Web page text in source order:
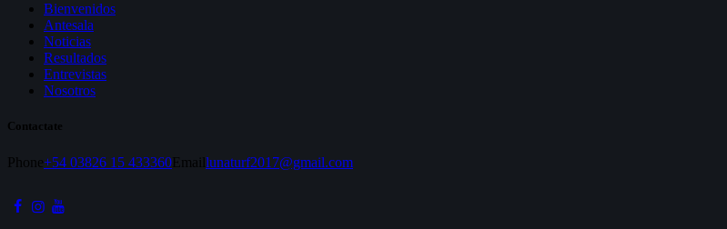
Bienvenidos
Antesala
Noticias
Resultados
Entrevistas
Nosotros
Contactate
Phone+54 03826 15 433360Emaillunaturf2017@gmail.com